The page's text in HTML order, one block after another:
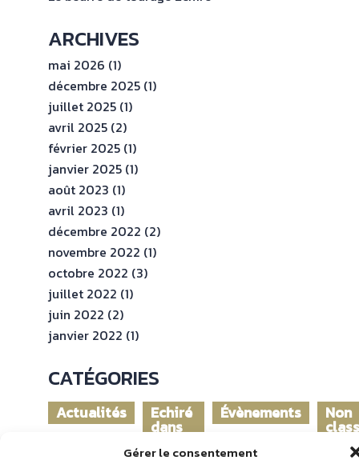
Gérer le consentement
ARCHIVES
mai 2026 (1)
décembre 2025 (1)
juillet 2025 (1)
avril 2025 (2)
février 2025 (1)
janvier 2025 (1)
août 2023 (1)
avril 2023 (1)
décembre 2022 (2)
novembre 2022 (1)
octobre 2022 (3)
juillet 2022 (1)
juin 2022 (2)
janvier 2022 (1)
CATÉGORIES
Actualités Echiré
dans
monde
Évènements Non